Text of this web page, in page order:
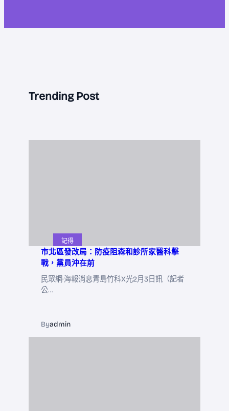
Trending Post
記得
市北區發改局：防疫阻森和診所家醫科擊
戰，黨員沖在前
民眾網·海報消息青島竹科X光2月3日訊（記者
公…
Byadmin